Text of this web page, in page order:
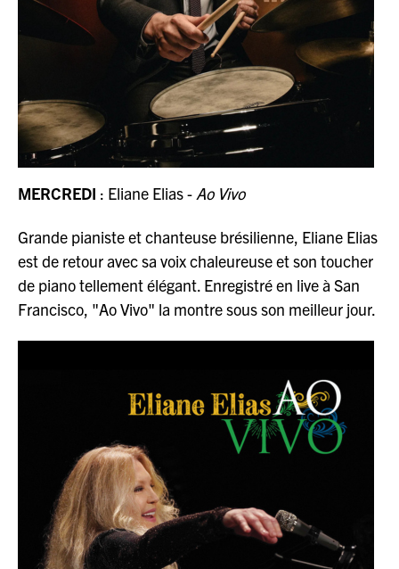
MERCREDI : Eliane Elias - Ao Vivo
Grande pianiste et chanteuse brésilienne, Eliane Elias
est de retour avec sa voix chaleureuse et son toucher
de piano tellement élégant. Enregistré en live à San
Francisco, "Ao Vivo" la montre sous son meilleur jour.